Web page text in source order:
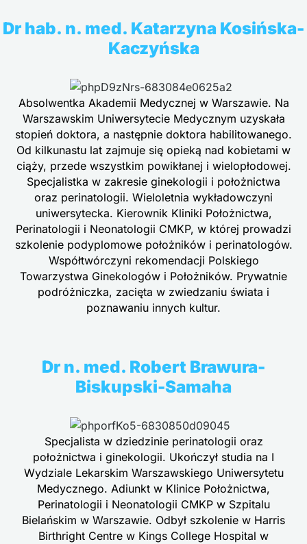
Dr hab. n. med. Katarzyna Kosińska-
Kaczyńska
Absolwentka Akademii Medycznej w Warszawie. Na
Warszawskim Uniwersytecie Medycznym uzyskała
stopień doktora, a następnie doktora habilitowanego.
Od kilkunastu lat zajmuje się opieką nad kobietami w
ciąży, przede wszystkim powikłanej i wielopłodowej.
Specjalistka w zakresie ginekologii i położnictwa
oraz perinatologii. Wieloletnia wykładowczyni
uniwersytecka. Kierownik Kliniki Położnictwa,
Perinatologii i Neonatologii CMKP, w której prowadzi
szkolenie podyplomowe położników i perinatologów.
Współtwórczyni rekomendacji Polskiego
Towarzystwa Ginekologów i Położników. Prywatnie
podróżniczka, zacięta w zwiedzaniu świata i
poznawaniu innych kultur.
Dr n. med. Robert Brawura-
Biskupski-Samaha
Specjalista w dziedzinie perinatologii oraz
położnictwa i ginekologii. Ukończył studia na I
Wydziale Lekarskim Warszawskiego Uniwersytetu
Medycznego. Adiunkt w Klinice Położnictwa,
Perinatologii i Neonatologii CMKP w Szpitalu
Bielańskim w Warszawie. Odbył szkolenie w Harris
Birthright Centre w Kings College Hospital w